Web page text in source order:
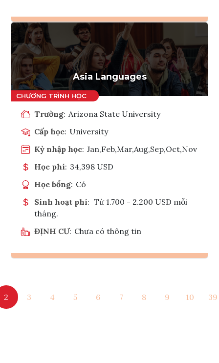
Ghi danh
Tham vấn Interlink
Asia Languages
Trường: Arizona State University
Cấp học: University
Kỳ nhập học: Jan,Feb,Mar,Aug,Sep,Oct,Nov
Học phí: 34,398 USD
Học bổng: Có
Sinh hoạt phí: Từ 1.700 - 2.200 USD mỗi
tháng.
ĐỊNH CƯ: Chưa có thông tin
Tham vấn Interlink
2 3 4 5 6 7 8 9 10 39